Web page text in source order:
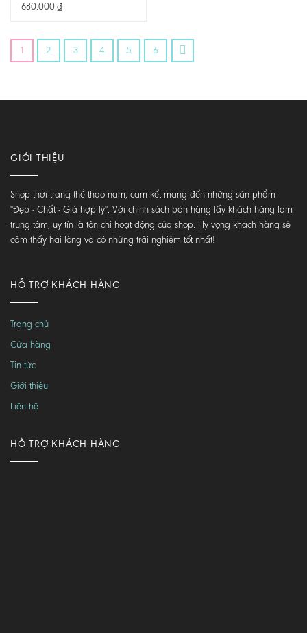
680.000₫
1 2 3 4 5 6
GIỚI THIỆU
Shop thời trang thể thao nam, cam kết mang đến những sản phẩm
"Đẹp - Chất - Giá hợp lý". Với chính sách bán hàng lấy khách hàng làm
trung tâm, uy tín là tôn chỉ hoạt động của shop. Hy vọng khách hàng sẽ
cảm thấy hài lòng và có những trải nghiệm tốt nhất!
HỖ TRỢ KHÁCH HÀNG
Trang chủ
Cửa hàng
Tin tức
Giới thiệu
Liên hệ
HỖ TRỢ KHÁCH HÀNG